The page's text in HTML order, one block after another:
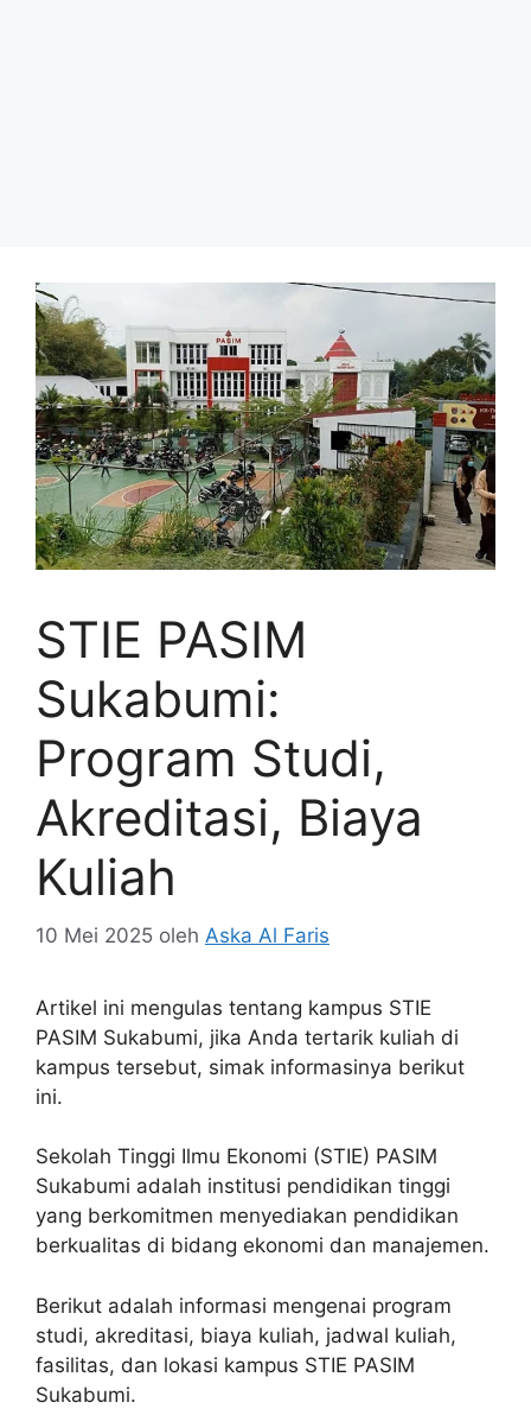
STIE PASIM
Sukabumi:
Program Studi,
Akreditasi, Biaya
Kuliah
10 Mei 2025 oleh Aska Al Faris
Artikel ini mengulas tentang kampus STIE
PASIM Sukabumi, jika Anda tertarik kuliah di
kampus tersebut, simak informasinya berikut
ini.
Sekolah Tinggi Ilmu Ekonomi (STIE) PASIM
Sukabumi adalah institusi pendidikan tinggi
yang berkomitmen menyediakan pendidikan
berkualitas di bidang ekonomi dan manajemen.
Berikut adalah informasi mengenai program
studi, akreditasi, biaya kuliah, jadwal kuliah,
fasilitas, dan lokasi kampus STIE PASIM
Sukabumi.